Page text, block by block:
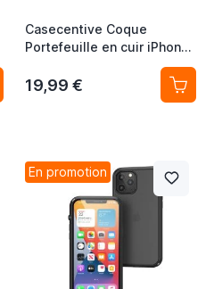
Casecentive Coque
Portefeuille en cuir iPhone
12 / iPhone 12 Pro - Marron
19,99 €
En promotion